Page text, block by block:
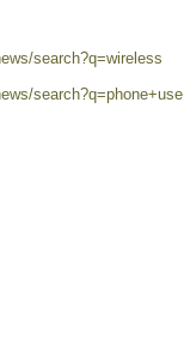
search?q=wireless
search?q=phone+use